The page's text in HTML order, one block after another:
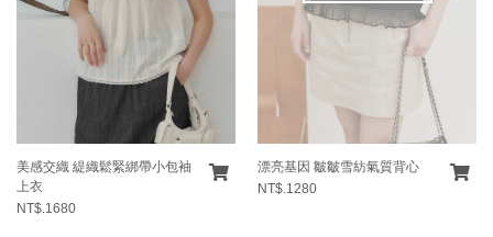
美感交織 緹織鬆緊綁帶小包袖
上衣
NT$.1680
漂亮基因 皺皺雪紡氣質背心
NT$.1280